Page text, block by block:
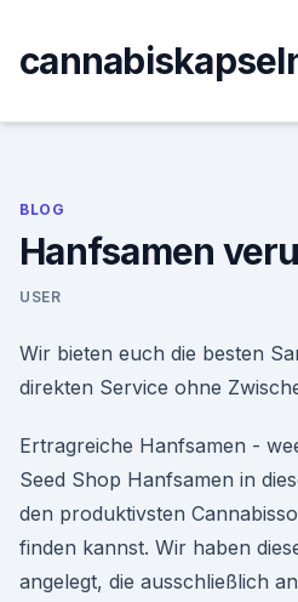
content
BLOG
Hanfsamen
USER
Wir bieten euch die besten
direkten Service ohne
Ertragreiche Hanfsamen -
Seed Shop Hanfsamen in
den produktivsten
finden kannst. Wir haben
angelegt, die ausschließlich